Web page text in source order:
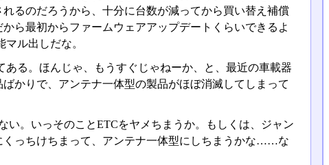
るのだろうから、十分に台数が減ってから買い替え補償
ら最初からファームウェアアップデートくらいできるよ
ル出しだな。
る。ほんじゃ、もうすぐじゃねーか、と、最近の車載器
かりで、アンテナ一体型の製品がほぼ消滅してしまって
い。いっそのことETCをヤメちまうか。もしくは、ジャン
くっちけちまって、アンテナ一体型にしちまうかな……な